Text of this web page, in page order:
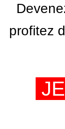
profitez